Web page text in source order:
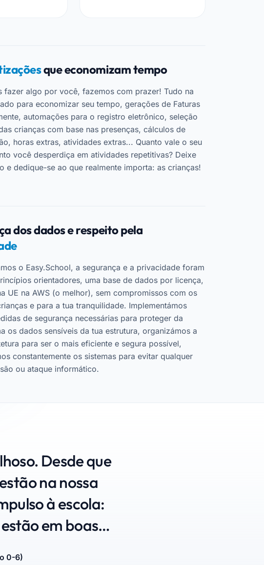
que economizam tempo
fazer algo por você, fazemos com prazer! Tudo na
para economizar seu tempo, gerações de Faturas
automações para o registro eletrônico, seleção
crianças com base nas presenças, cálculos de
horas extras, atividades extras... Quanto vale o seu
você desperdiça em atividades repetitivas? Deixe
e dedique-se ao que realmente importa: as crianças!
dos dados e respeito pela
o Easy.School, a segurança e a privacidade foram
orientadores, uma base de dados por licença,
UE na AWS (o melhor), sem compromissos com os
e para a tua tranquilidade. Implementámos
de segurança necessárias para proteger da
os dados sensíveis da tua estrutura, organizámos a
para ser o mais eficiente e segura possível,
constantemente os sistemas para evitar qualquer
ou ataque informático.
Desde que
na nossa
à escola:
em boas
0-6)